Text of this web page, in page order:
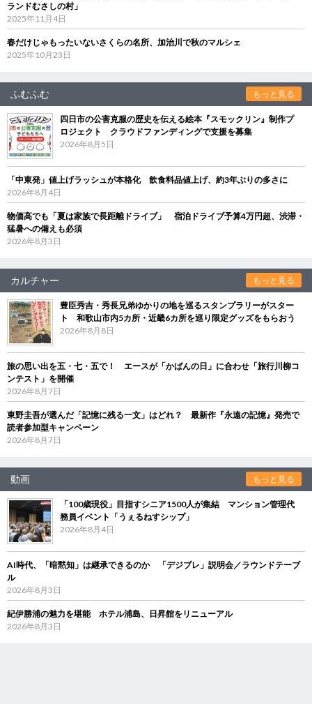
ランドむさしの村」
2025年11月4日
春だけじゃもったいないさくらの名所、加治川で秋のマルシェ
2025年10月23日
ふむふむ もっと見る
四日市の公害克服の歴史を伝える絵本『スモックリン』制作プ
ロジェクト クラウドファンディングで支援を募集
2026年8月5日
「中東発」値上げラッシュが本格化 飲食料品値上げ、約3年ぶりの多さに
2026年8月4日
物価高でも「夏は家族で長距離ドライブ」 宿泊ドライブ予算4万円超、渋滞・
猛暑への備えも必須
2026年8月3日
カルチャー もっと見る
豊臣秀吉・秀長兄弟ゆかりの地を巡るスタンプラリーがスター
ト 和歌山市内5カ所・近畿6カ所を巡り限定グッズをもらおう
2026年8月8日
旅の思い出を五・七・五で！ エースが「かばんの日」に合わせ「旅行川柳コ
ンテスト」を開催
2026年8月7日
東野圭吾が選んだ「記憶に残る一文」はどれ？ 最新作『永遠の記憶』発売で
読者参加型キャンペーン
2026年8月7日
動画 もっと見る
「100歳現役」目指すシニア1500人が集結 マンション管理代
務員イベント「うぇるねすシップ」
2026年8月4日
AI時代、「暗黙知」は継承できるのか 「デジブレ」説明会／ラウンドテーブ
ル
2026年8月3日
紀伊勝浦の魅力を堪能 ホテル浦島、日昇館をリニューアル
2026年8月3日